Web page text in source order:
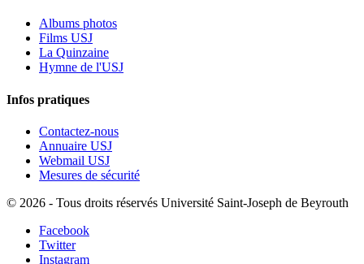
Albums photos
Films USJ
La Quinzaine
Hymne de l'USJ
Infos pratiques
Contactez-nous
Annuaire USJ
Webmail USJ
Mesures de sécurité
© 2026 - Tous droits réservés Université Saint-Joseph de Beyrouth
Facebook
Twitter
Instagram